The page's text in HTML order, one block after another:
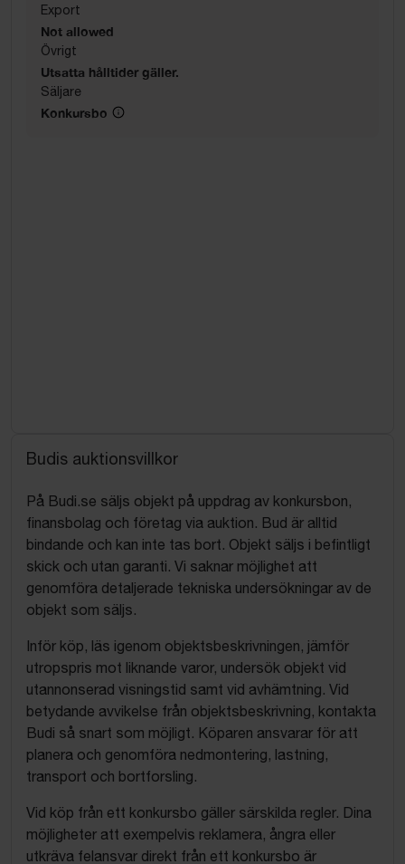
Export
Not allowed
Övrigt
Utsatta hålltider gäller.
Säljare
Konkursbo
Budis auktionsvillkor
På Budi.se säljs objekt på uppdrag av konkursbon,
finansbolag och företag via auktion. Bud är alltid
bindande och kan inte tas bort. Objekt säljs i befintligt
skick och utan garanti. Vi saknar möjlighet att
genomföra detaljerade tekniska undersökningar av de
objekt som säljs.
Inför köp, läs igenom objektsbeskrivningen, jämför
utropspris mot liknande varor, undersök objekt vid
utannonserad visningstid samt vid avhämtning. Vid
betydande avvikelse från objektsbeskrivning, kontakta
Budi så snart som möjligt. Köparen ansvarar för att
planera och genomföra nedmontering, lastning,
transport och bortforsling.
Vid köp från ett konkursbo gäller särskilda regler. Dina
möjligheter att exempelvis reklamera, ångra eller
utkräva felansvar direkt från ett konkursbo är